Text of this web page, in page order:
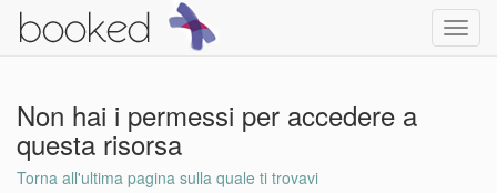
Non hai i permessi per accedere a
questa risorsa
Torna all'ultima pagina sulla quale ti trovavi